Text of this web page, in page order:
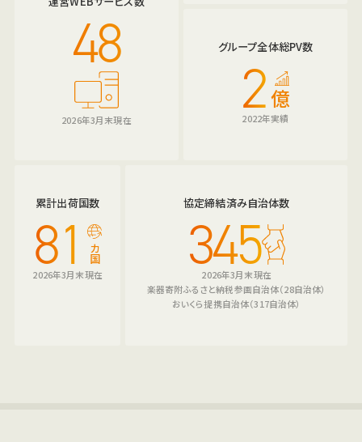
48
2026年3月末現在
グループ全体総PV数
2億
2022年実績
累計出荷国数
81 カ
国
2026年3月末現在
協定締結済み自治体数
345
2026年3月末現在
楽器寄附ふるさと納税参画自治体（28自治体）
おいくら提携自治体（317自治体）